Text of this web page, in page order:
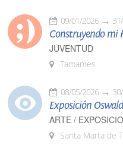
09/01/2026
Construyendo mi
JUVENTUD
Tamames
08/05/2026
Exposición
ARTE /
Santa Marta de